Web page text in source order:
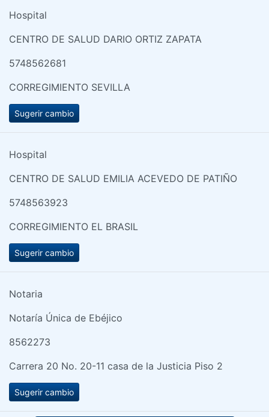
Hospital
CENTRO DE SALUD DARIO ORTIZ ZAPATA
5748562681
CORREGIMIENTO SEVILLA
Sugerir cambio
Hospital
CENTRO DE SALUD EMILIA ACEVEDO DE PATIÑO
5748563923
CORREGIMIENTO EL BRASIL
Sugerir cambio
Notaria
Notaría Única de Ebéjico
8562273
Carrera 20 No. 20-11 casa de la Justicia Piso 2
Sugerir cambio